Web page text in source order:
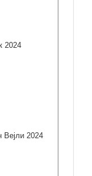
2024
2024